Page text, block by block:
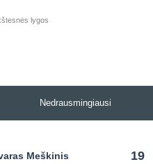
lygos
Nedrausmingiausi
Meškinis 19